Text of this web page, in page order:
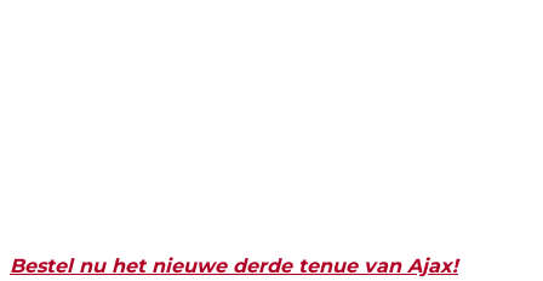
Bestel nu het nieuwe derde tenue van Ajax!